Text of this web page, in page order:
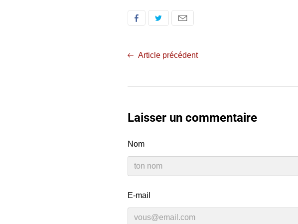
Article précédent
Laisser un commentaire
Nom
E-mail